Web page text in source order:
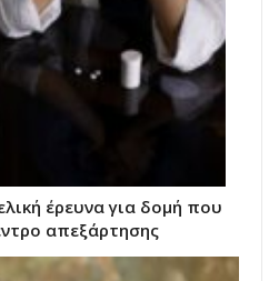
έρευνα για δομή που
απεξάρτησης